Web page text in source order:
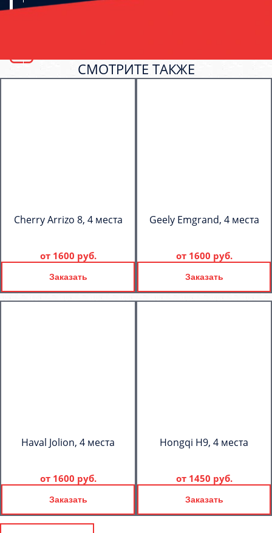
СМОТРИТЕ ТАКЖЕ
Cherry Arrizo 8, 4 места
от 1600 руб.
Заказать
Geely Emgrand, 4 места
от 1600 руб.
Заказать
Haval Jolion, 4 места
от 1600 руб.
Заказать
Hongqi H9, 4 места
от 1450 руб.
Заказать